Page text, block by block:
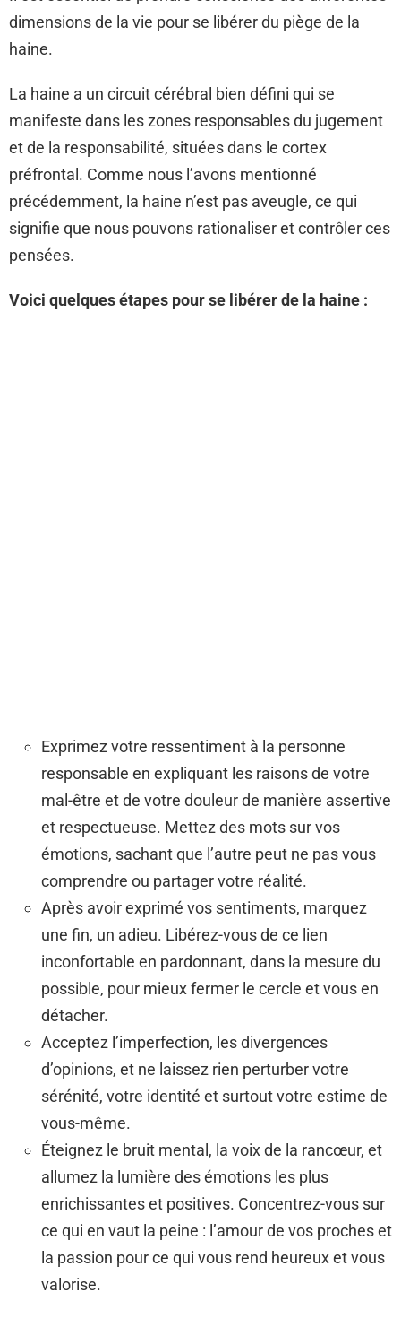
dimensions de la vie pour se libérer du piège de la
haine.
La haine a un circuit cérébral bien défini qui se
manifeste dans les zones responsables du jugement
et de la responsabilité, situées dans le cortex
préfrontal. Comme nous l’avons mentionné
précédemment, la haine n’est pas aveugle, ce qui
signifie que nous pouvons rationaliser et contrôler ces
pensées.
Voici quelques étapes pour se libérer de la haine :
Exprimez votre ressentiment à la personne
responsable en expliquant les raisons de votre
mal-être et de votre douleur de manière assertive
et respectueuse. Mettez des mots sur vos
émotions, sachant que l’autre peut ne pas vous
comprendre ou partager votre réalité.
Après avoir exprimé vos sentiments, marquez
une fin, un adieu. Libérez-vous de ce lien
inconfortable en pardonnant, dans la mesure du
possible, pour mieux fermer le cercle et vous en
détacher.
Acceptez l’imperfection, les divergences
d’opinions, et ne laissez rien perturber votre
sérénité, votre identité et surtout votre estime de
vous-même.
Éteignez le bruit mental, la voix de la rancœur, et
allumez la lumière des émotions les plus
enrichissantes et positives. Concentrez-vous sur
ce qui en vaut la peine : l’amour de vos proches et
la passion pour ce qui vous rend heureux et vous
valorise.